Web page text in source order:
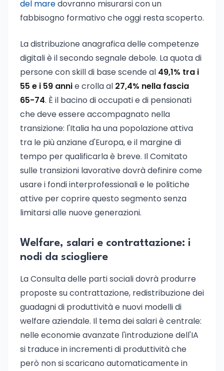
del maredovranno misurarsi con un
fabbisogno formativo che oggi resta scoperto.
La distribuzione anagrafica delle competenze
digitali è il secondo segnale debole. La quota di
persone con skill di base scende al 49,1% tra i
55 e i 59 annie crolla al 27,4% nella fascia
65-74. È il bacino di occupati e di pensionati
che deve essere accompagnato nella
transizione: l'Italia ha una popolazione attiva
tra le più anziane d'Europa, e il margine di
tempo per qualificarla è breve. Il Comitato
sulle transizioni lavorative dovrà definire come
usare i fondi interprofessionali e le politiche
attive per coprire questo segmento senza
limitarsi alle nuove generazioni.
Welfare, salari e contrattazione: i
nodi da sciogliere
La Consulta delle parti sociali dovrà produrre
proposte su contrattazione, redistribuzione dei
guadagni di produttività e nuovi modelli di
welfare aziendale. Il tema dei salari è centrale:
nelle economie avanzate l'introduzione dell'IA
si traduce in incrementi di produttività che
però non si scaricano automaticamente in